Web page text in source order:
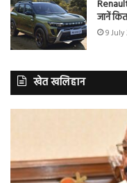
जानें
9 July
खेत खलिहान